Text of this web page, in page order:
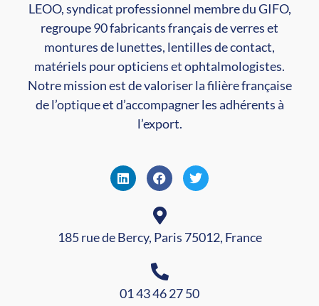
LEOO, syndicat professionnel membre du GIFO,
regroupe 90 fabricants français de verres et
montures de lunettes, lentilles de contact,
matériels pour opticiens et ophtalmologistes.
Notre mission est de valoriser la filière française
de l’optique et d’accompagner les adhérents à
l’export.
185 rue de Bercy, Paris 75012, France
01 43 46 27 50